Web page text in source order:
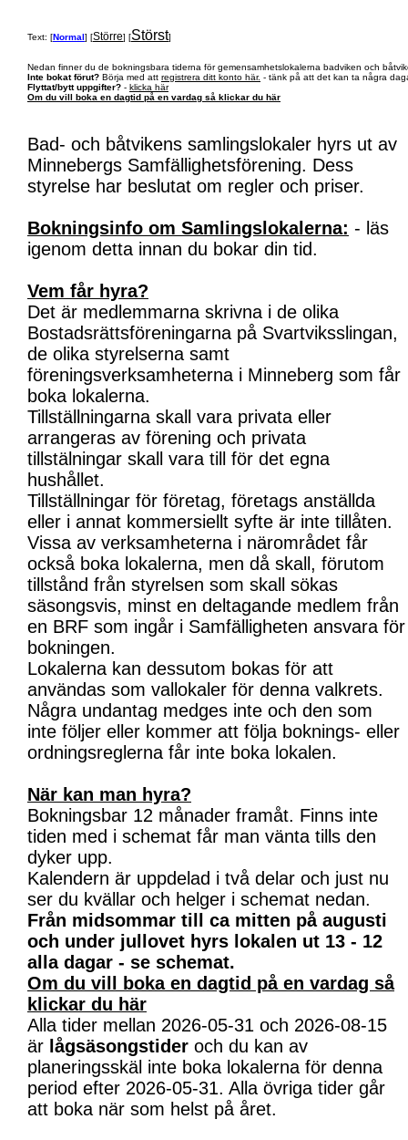
Text: [Normal] [Större] [Störst]
Nedan finner du de bokningsbara tiderna för gemensamhetslokalerna badviken och
Inte bokat förut? Börja med att registrera ditt konto här. - tänk på att det kan ta några
Flyttat/bytt uppgifter? - klicka här
Om du vill boka en dagtid på en vardag så klickar du här
Bad- och båtvikens samlingslokaler hyrs ut av
Minnebergs Samfällighetsförening. Dess
styrelse har beslutat om regler och priser.
Bokningsinfo om Samlingslokalerna: - läs
igenom detta innan du bokar din tid.
Vem får hyra?
Det är medlemmarna skrivna i de olika
Bostadsrättsföreningarna på Svartviksslingan,
de olika styrelserna samt
föreningsverksamheterna i Minneberg som får
boka lokalerna.
Tillställningarna skall vara privata eller
arrangeras av förening och privata
tillstälningar skall vara till för det egna
hushållet.
Tillställningar för företag, företags anställda
eller i annat kommersiellt syfte är inte tillåten.
Vissa av verksamheterna i närområdet får
också boka lokalerna, men då skall, förutom
tillstånd från styrelsen som skall sökas
säsongsvis, minst en deltagande medlem från
en BRF som ingår i Samfälligheten ansvara för
bokningen.
Lokalerna kan dessutom bokas för att
användas som vallokaler för denna valkrets.
Några undantag medges inte och den som
inte följer eller kommer att följa boknings- eller
ordningsreglerna får inte boka lokalen.
När kan man hyra?
Bokningsbar 12 månader framåt. Finns inte
tiden med i schemat får man vänta tills den
dyker upp.
Kalendern är uppdelad i två delar och just nu
ser du kvällar och helger i schemat nedan.
Från midsommar till ca mitten på augusti
och under jullovet hyrs lokalen ut 13 - 12
alla dagar - se schemat.
Om du vill boka en dagtid på en vardag så
klickar du här
Alla tider mellan 2026-05-31 och 2026-08-15
är lågsäsongstider och du kan av
planeringsskäl inte boka lokalerna för denna
period efter 2026-05-31. Alla övriga tider går
att boka när som helst på året.